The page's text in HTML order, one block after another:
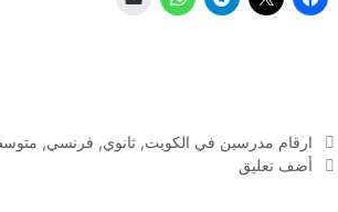
التصنيفات
ارقام مدرسين في الكويت, ثانوي, فرنسي,
أضف تعليق